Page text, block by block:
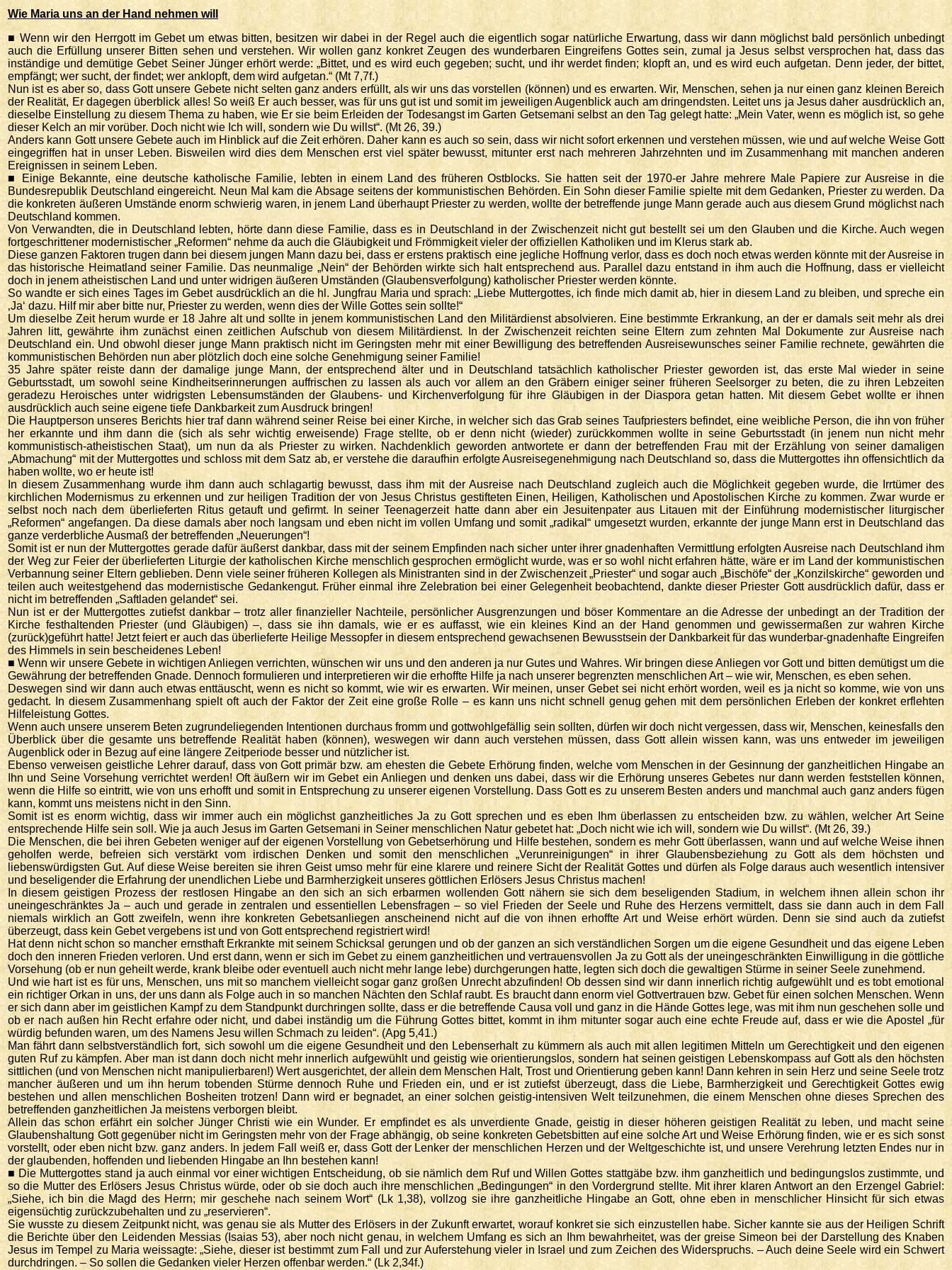
Wie Maria uns an der Hand nehmen will
■ Wenn wir den Herrgott im Gebet um etwas bitten, besitzen wir dabei in der Regel auch die eigentlich sogar natürliche Erwartung, dass wir dann möglichst bald persönlich unbedingt
auch die Erfüllung unserer Bitten sehen und verstehen. Wir wollen ganz konkret Zeugen des wunderbaren Eingreifens Gottes sein, zumal ja Jesus selbst versprochen hat, dass das
inständige und demütige Gebet Seiner Jünger erhört werde: „Bittet, und es wird euch gegeben; sucht, und ihr werdet finden; klopft an, und es wird euch aufgetan. Denn jeder, der bittet,
empfängt; wer sucht, der findet; wer anklopft, dem wird aufgetan.“ (Mt 7,7f.)
Nun ist es aber so, dass Gott unsere Gebete nicht selten ganz anders erfüllt, als wir uns das vorstellen (können) und es erwarten. Wir, Menschen, sehen ja nur einen ganz kleinen Bereich
der Realität, Er dagegen überblick alles! So weiß Er auch besser, was für uns gut ist und somit im jeweiligen Augenblick auch am dringendsten. Leitet uns ja Jesus daher ausdrücklich an,
dieselbe Einstellung zu diesem Thema zu haben, wie Er sie beim Erleiden der Todesangst im Garten Getsemani selbst an den Tag gelegt hatte: „Mein Vater, wenn es möglich ist, so gehe
dieser Kelch an mir vorüber. Doch nicht wie Ich will, sondern wie Du willst“. (Mt 26, 39.)
Anders kann Gott unsere Gebete auch im Hinblick auf die Zeit erhören. Daher kann es auch so sein, dass wir nicht sofort erkennen und verstehen müssen, wie und auf welche Weise Gott
eingegriffen hat in unser Leben. Bisweilen wird dies dem Menschen erst viel später bewusst, mitunter erst nach mehreren Jahrzehnten und im Zusammenhang mit manchen anderen
Ereignissen in seinem Leben.
■ Einige Bekannte, eine deutsche katholische Familie, lebten in einem Land des früheren Ostblocks. Sie hatten seit der 1970-er Jahre mehrere Male Papiere zur Ausreise in die
Bundesrepublik Deutschland eingereicht. Neun Mal kam die Absage seitens der kommunistischen Behörden. Ein Sohn dieser Familie spielte mit dem Gedanken, Priester zu werden. Da
die konkreten äußeren Umstände enorm schwierig waren, in jenem Land überhaupt Priester zu werden, wollte der betreffende junge Mann gerade auch aus diesem Grund möglichst nach
Deutschland kommen.
Von Verwandten, die in Deutschland lebten, hörte dann diese Familie, dass es in Deutschland in der Zwischenzeit nicht gut bestellt sei um den Glauben und die Kirche. Auch wegen
fortgeschrittener modernistischer „Reformen“ nehme da auch die Gläubigkeit und Frömmigkeit vieler der offiziellen Katholiken und im Klerus stark ab.
Diese ganzen Faktoren trugen dann bei diesem jungen Mann dazu bei, dass er erstens praktisch eine jegliche Hoffnung verlor, dass es doch noch etwas werden könnte mit der Ausreise in
das historische Heimatland seiner Familie. Das neunmalige „Nein“ der Behörden wirkte sich halt entsprechend aus. Parallel dazu entstand in ihm auch die Hoffnung, dass er vielleicht
doch in jenem atheistischen Land und unter widrigen äußeren Umständen (Glaubensverfolgung) katholischer Priester werden könnte.
So wandte er sich eines Tages im Gebet ausdrücklich an die hl. Jungfrau Maria und sprach: „Liebe Muttergottes, ich finde mich damit ab, hier in diesem Land zu bleiben, und spreche ein
‚Ja‘ dazu. Hilf mir aber bitte nur, Priester zu werden, wenn dies der Wille Gottes sein sollte!“
Um dieselbe Zeit herum wurde er 18 Jahre alt und sollte in jenem kommunistischen Land den Militärdienst absolvieren. Eine bestimmte Erkrankung, an der er damals seit mehr als drei
Jahren litt, gewährte ihm zunächst einen zeitlichen Aufschub von diesem Militärdienst. In der Zwischenzeit reichten seine Eltern zum zehnten Mal Dokumente zur Ausreise nach
Deutschland ein. Und obwohl dieser junge Mann praktisch nicht im Geringsten mehr mit einer Bewilligung des betreffenden Ausreisewunsches seiner Familie rechnete, gewährten die
kommunistischen Behörden nun aber plötzlich doch eine solche Genehmigung seiner Familie!
35 Jahre später reiste dann der damalige junge Mann, der entsprechend älter und in Deutschland tatsächlich katholischer Priester geworden ist, das erste Mal wieder in seine
Geburtsstadt, um sowohl seine Kindheitserinnerungen auffrischen zu lassen als auch vor allem an den Gräbern einiger seiner früheren Seelsorger zu beten, die zu ihren Lebzeiten
geradezu Heroisches unter widrigsten Lebensumständen der Glaubens- und Kirchenverfolgung für ihre Gläubigen in der Diaspora getan hatten. Mit diesem Gebet wollte er ihnen
ausdrücklich auch seine eigene tiefe Dankbarkeit zum Ausdruck bringen!
Die Hauptperson unseres Berichts hier traf dann während seiner Reise bei einer Kirche, in welcher sich das Grab seines Taufpriesters befindet, eine weibliche Person, die ihn von früher
her erkannte und ihm dann die (sich als sehr wichtig erweisende) Frage stellte, ob er denn nicht (wieder) zurückkommen wollte in seine Geburtsstadt (in jenem nun nicht mehr
kommunistisch-atheistischen Staat), um nun da als Priester zu wirken. Nachdenklich geworden antwortete er dann der betreffenden Frau mit der Erzählung von seiner damaligen
„Abmachung“ mit der Muttergottes und schloss mit dem Satz ab, er verstehe die daraufhin erfolgte Ausreisegenehmigung nach Deutschland so, dass die Muttergottes ihn offensichtlich da
haben wollte, wo er heute ist!
In diesem Zusammenhang wurde ihm dann auch schlagartig bewusst, dass ihm mit der Ausreise nach Deutschland zugleich auch die Möglichkeit gegeben wurde, die Irrtümer des
kirchlichen Modernismus zu erkennen und zur heiligen Tradition der von Jesus Christus gestifteten Einen, Heiligen, Katholischen und Apostolischen Kirche zu kommen. Zwar wurde er
selbst noch nach dem überlieferten Ritus getauft und gefirmt. In seiner Teenagerzeit hatte dann aber ein Jesuitenpater aus Litauen mit der Einführung modernistischer liturgischer
„Reformen“ angefangen. Da diese damals aber noch langsam und eben nicht im vollen Umfang und somit „radikal“ umgesetzt wurden, erkannte der junge Mann erst in Deutschland das
ganze verderbliche Ausmaß der betreffenden „Neuerungen“!
Somit ist er nun der Muttergottes gerade dafür äußerst dankbar, dass mit der seinem Empfinden nach sicher unter ihrer gnadenhaften Vermittlung erfolgten Ausreise nach Deutschland ihm
der Weg zur Feier der überlieferten Liturgie der katholischen Kirche menschlich gesprochen ermöglicht wurde, was er so wohl nicht erfahren hätte, wäre er im Land der kommunistischen
Verbannung seiner Eltern geblieben. Denn viele seiner früheren Kollegen als Ministranten sind in der Zwischenzeit „Priester“ und sogar auch „Bischöfe“ der „Konzilskirche“ geworden und
teilen auch weitestgehend das modernistische Gedankengut. Früher einmal ihre Zelebration bei einer Gelegenheit beobachtend, dankte dieser Priester Gott ausdrücklich dafür, dass er
nicht im betreffenden „Saftladen gelandet“ sei.
Nun ist er der Muttergottes zutiefst dankbar – trotz aller finanzieller Nachteile, persönlicher Ausgrenzungen und böser Kommentare an die Adresse der unbedingt an der Tradition der
Kirche festhaltenden Priester (und Gläubigen) –, dass sie ihn damals, wie er es auffasst, wie ein kleines Kind an der Hand genommen und gewissermaßen zur wahren Kirche
(zurück)geführt hatte! Jetzt feiert er auch das überlieferte Heilige Messopfer in diesem entsprechend gewachsenen Bewusstsein der Dankbarkeit für das wunderbar-gnadenhafte Eingreifen
des Himmels in sein bescheidenes Leben!
■ Wenn wir unsere Gebete in wichtigen Anliegen verrichten, wünschen wir uns und den anderen ja nur Gutes und Wahres. Wir bringen diese Anliegen vor Gott und bitten demütigst um die
Gewährung der betreffenden Gnade. Dennoch formulieren und interpretieren wir die erhoffte Hilfe ja nach unserer begrenzten menschlichen Art – wie wir, Menschen, es eben sehen.
Deswegen sind wir dann auch etwas enttäuscht, wenn es nicht so kommt, wie wir es erwarten. Wir meinen, unser Gebet sei nicht erhört worden, weil es ja nicht so komme, wie von uns
gedacht. In diesem Zusammenhang spielt oft auch der Faktor der Zeit eine große Rolle – es kann uns nicht schnell genug gehen mit dem persönlichen Erleben der konkret erflehten
Hilfeleistung Gottes.
Wenn auch unsere unserem Beten zugrundeliegenden Intentionen durchaus fromm und gottwohlgefällig sein sollten, dürfen wir doch nicht vergessen, dass wir, Menschen, keinesfalls den
Überblick über die gesamte uns betreffende Realität haben (können), weswegen wir dann auch verstehen müssen, dass Gott allein wissen kann, was uns entweder im jeweiligen
Augenblick oder in Bezug auf eine längere Zeitperiode besser und nützlicher ist.
Ebenso verweisen geistliche Lehrer darauf, dass von Gott primär bzw. am ehesten die Gebete Erhörung finden, welche vom Menschen in der Gesinnung der ganzheitlichen Hingabe an
Ihn und Seine Vorsehung verrichtet werden! Oft äußern wir im Gebet ein Anliegen und denken uns dabei, dass wir die Erhörung unseres Gebetes nur dann werden feststellen können,
wenn die Hilfe so eintritt, wie von uns erhofft und somit in Entsprechung zu unserer eigenen Vorstellung. Dass Gott es zu unserem Besten anders und manchmal auch ganz anders fügen
kann, kommt uns meistens nicht in den Sinn.
Somit ist es enorm wichtig, dass wir immer auch ein möglichst ganzheitliches Ja zu Gott sprechen und es eben Ihm überlassen zu entscheiden bzw. zu wählen, welcher Art Seine
entsprechende Hilfe sein soll. Wie ja auch Jesus im Garten Getsemani in Seiner menschlichen Natur gebetet hat: „Doch nicht wie ich will, sondern wie Du willst“. (Mt 26, 39.)
Die Menschen, die bei ihren Gebeten weniger auf der eigenen Vorstellung von Gebetserhörung und Hilfe bestehen, sondern es mehr Gott überlassen, wann und auf welche Weise ihnen
geholfen werde, befreien sich verstärkt vom irdischen Denken und somit den menschlichen „Verunreinigungen“ in ihrer Glaubensbeziehung zu Gott als dem höchsten und
liebenswürdigsten Gut. Auf diese Weise bereiten sie ihren Geist umso mehr für eine klarere und reinere Sicht der Realität Gottes und dürfen als Folge daraus auch wesentlich intensiver
und beseligender die Erfahrung der unendlichen Liebe und Barmherzigkeit unseres göttlichen Erlösers Jesus Christus machen!
In diesem geistigen Prozess der restlosen Hingabe an den sich an sich erbarmen wollenden Gott nähern sie sich dem beseligenden Stadium, in welchem ihnen allein schon ihr
uneingeschränktes Ja – auch und gerade in zentralen und essentiellen Lebensfragen – so viel Frieden der Seele und Ruhe des Herzens vermittelt, dass sie dann auch in dem Fall
niemals wirklich an Gott zweifeln, wenn ihre konkreten Gebetsanliegen anscheinend nicht auf die von ihnen erhoffte Art und Weise erhört würden. Denn sie sind auch da zutiefst
überzeugt, dass kein Gebet vergebens ist und von Gott entsprechend registriert wird!
Hat denn nicht schon so mancher ernsthaft Erkrankte mit seinem Schicksal gerungen und ob der ganzen an sich verständlichen Sorgen um die eigene Gesundheit und das eigene Leben
doch den inneren Frieden verloren. Und erst dann, wenn er sich im Gebet zu einem ganzheitlichen und vertrauensvollen Ja zu Gott als der uneingeschränkten Einwilligung in die göttliche
Vorsehung (ob er nun geheilt werde, krank bleibe oder eventuell auch nicht mehr lange lebe) durchgerungen hatte, legten sich doch die gewaltigen Stürme in seiner Seele zunehmend.
Und wie hart ist es für uns, Menschen, uns mit so manchem vielleicht sogar ganz großen Unrecht abzufinden! Ob dessen sind wir dann innerlich richtig aufgewühlt und es tobt emotional
ein richtiger Orkan in uns, der uns dann als Folge auch in so manchen Nächten den Schlaf raubt. Es braucht dann enorm viel Gottvertrauen bzw. Gebet für einen solchen Menschen. Wenn
er sich dann aber im geistlichen Kampf zu dem Standpunkt durchringen sollte, dass er die betreffende Causa voll und ganz in die Hände Gottes lege, was mit ihm nun geschehen solle und
ob er nach außen hin Recht erfahre oder nicht, und dabei inständig um die Führung Gottes bittet, kommt in ihm mitunter sogar auch eine echte Freude auf, dass er wie die Apostel „für
würdig befunden waren, um des Namens Jesu willen Schmach zu leiden“. (Apg 5,41.)
Man fährt dann selbstverständlich fort, sich sowohl um die eigene Gesundheit und den Lebenserhalt zu kümmern als auch mit allen legitimen Mitteln um Gerechtigkeit und den eigenen
guten Ruf zu kämpfen. Aber man ist dann doch nicht mehr innerlich aufgewühlt und geistig wie orientierungslos, sondern hat seinen geistigen Lebenskompass auf Gott als den höchsten
sittlichen (und von Menschen nicht manipulierbaren!) Wert ausgerichtet, der allein dem Menschen Halt, Trost und Orientierung geben kann! Dann kehren in sein Herz und seine Seele trotz
mancher äußeren und um ihn herum tobenden Stürme dennoch Ruhe und Frieden ein, und er ist zutiefst überzeugt, dass die Liebe, Barmherzigkeit und Gerechtigkeit Gottes ewig
bestehen und allen menschlichen Bosheiten trotzen! Dann wird er begnadet, an einer solchen geistig-intensiven Welt teilzunehmen, die einem Menschen ohne dieses Sprechen des
betreffenden ganzheitlichen Ja meistens verborgen bleibt.
Allein das schon erfährt ein solcher Jünger Christi wie ein Wunder. Er empfindet es als unverdiente Gnade, geistig in dieser höheren geistigen Realität zu leben, und macht seine
Glaubenshaltung Gott gegenüber nicht im Geringsten mehr von der Frage abhängig, ob seine konkreten Gebetsbitten auf eine solche Art und Weise Erhörung finden, wie er es sich sonst
vorstellt, oder eben nicht bzw. ganz anders. In jedem Fall weiß er, dass Gott der Lenker der menschlichen Herzen und der Weltgeschichte ist, und unsere Verehrung letzten Endes nur in
der glaubenden, hoffenden und liebenden Hingabe an Ihn bestehen kann!
■ Die Muttergottes stand ja auch einmal vor einer wichtigen Entscheidung, ob sie nämlich dem Ruf und Willen Gottes stattgäbe bzw. ihm ganzheitlich und bedingungslos zustimmte, und
so die Mutter des Erlösers Jesus Christus würde, oder ob sie doch auch ihre menschlichen „Bedingungen“ in den Vordergrund stellte. Mit ihrer klaren Antwort an den Erzengel Gabriel:
„Siehe, ich bin die Magd des Herrn; mir geschehe nach seinem Wort“ (Lk 1,38), vollzog sie ihre ganzheitliche Hingabe an Gott, ohne eben in menschlicher Hinsicht für sich etwas
eigensüchtig zurückzubehalten und zu „reservieren“.
Sie wusste zu diesem Zeitpunkt nicht, was genau sie als Mutter des Erlösers in der Zukunft erwartet, worauf konkret sie sich einzustellen habe. Sicher kannte sie aus der Heiligen Schrift
die Berichte über den Leidenden Messias (Isaias 53), aber noch nicht genau, in welchem Umfang es sich an Ihm bewahrheitet, was der greise Simeon bei der Darstellung des Knaben
Jesus im Tempel zu Maria weissagte: „Siehe, dieser ist bestimmt zum Fall und zur Auferstehung vieler in Israel und zum Zeichen des Widerspruchs. – Auch deine Seele wird ein Schwert
durchdringen. – So sollen die Gedanken vieler Herzen offenbar werden.“ (Lk 2,34f.)